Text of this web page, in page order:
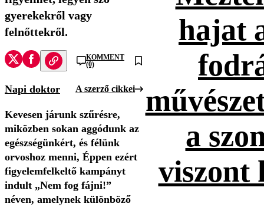
gyerekekről vagy
felnőttekről.
KOMMENT
(0)
Napi doktor A szerző cikkei
Kevesen járunk szűrésre,
miközben sokan aggódunk az
egészségünkért, és félünk
orvoshoz menni, Éppen ezért
figyelemfelkeltő kampányt
indult „Nem fog fájni!”
néven, amelynek különböző
hajat
a
viszont